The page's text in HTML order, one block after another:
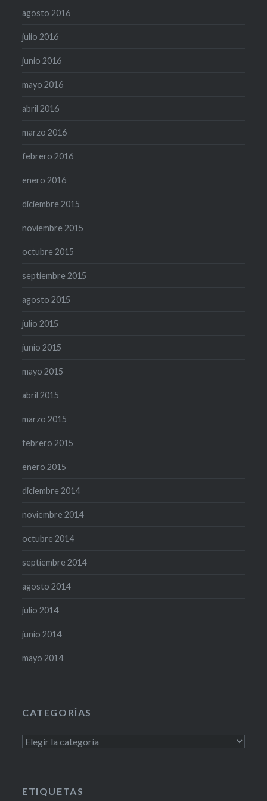
agosto 2016
julio 2016
junio 2016
mayo 2016
abril 2016
marzo 2016
febrero 2016
enero 2016
diciembre 2015
noviembre 2015
octubre 2015
septiembre 2015
agosto 2015
julio 2015
junio 2015
mayo 2015
abril 2015
marzo 2015
febrero 2015
enero 2015
diciembre 2014
noviembre 2014
octubre 2014
septiembre 2014
agosto 2014
julio 2014
junio 2014
mayo 2014
CATEGORÍAS
Categorías
ETIQUETAS